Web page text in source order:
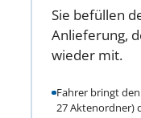
Sie befüllen
Anlieferung,
wieder mit.
Fahrer bringt
27 Aktenordner)